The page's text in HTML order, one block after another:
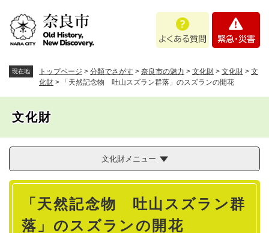
あ
問
・
現在地 トップページ > 分類でさがす > 奈良市の魅力 > 文化財 > 文化財 > 文
化財 > 「天然記念物 吐山スズラン群落」のスズランの開花
文化財
文化財メニュー
本
「天然記念物 吐山スズラン群
落」のスズランの開花